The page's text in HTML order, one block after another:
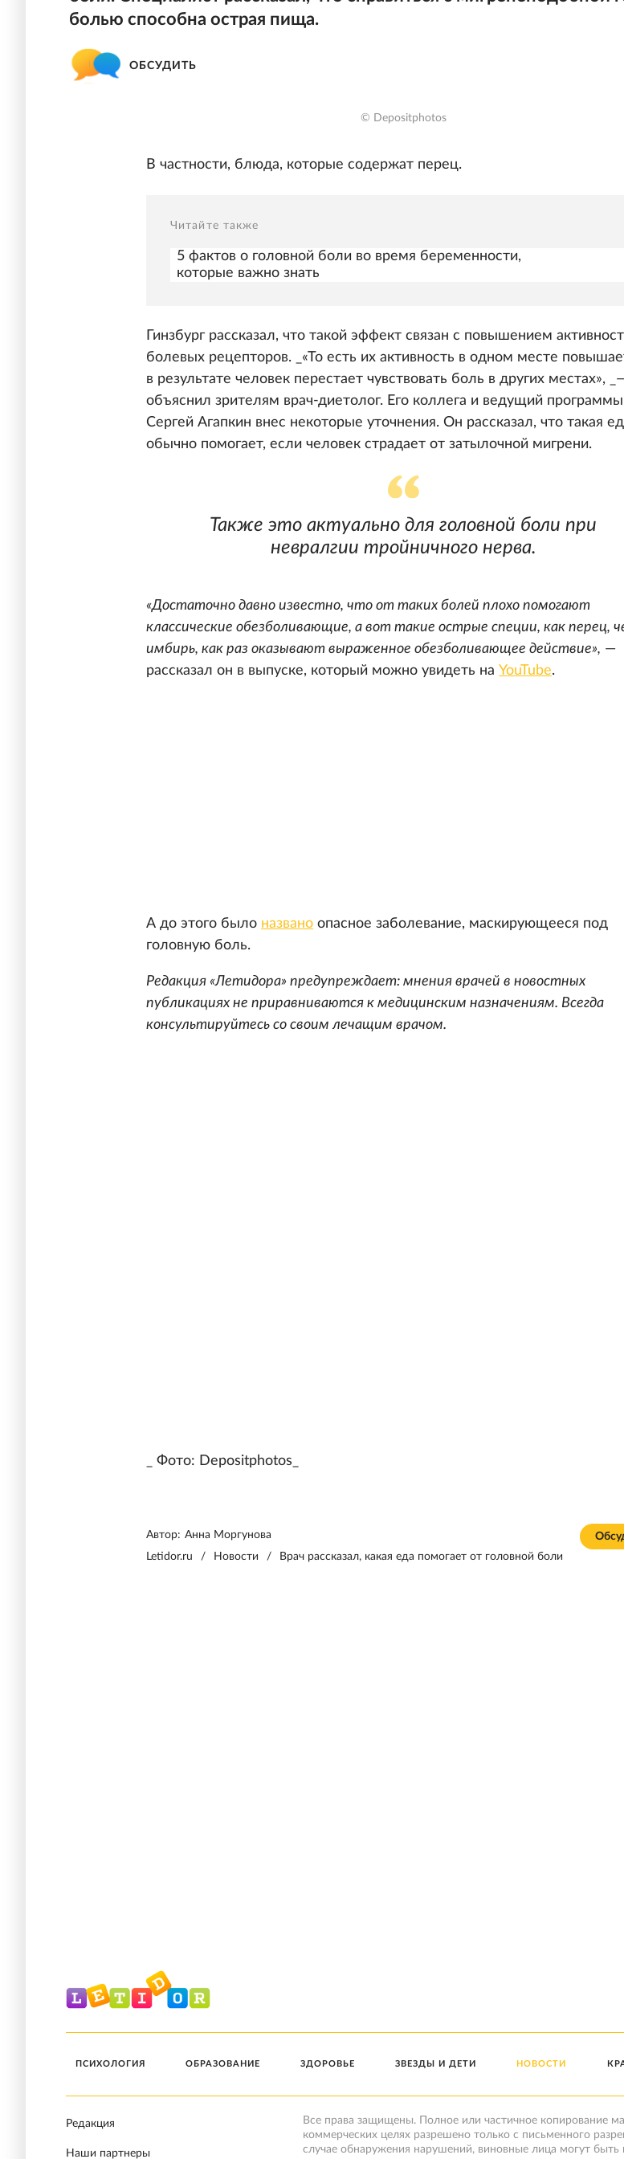
болью способна острая пища.
ОБСУДИТЬ
© Depositphotos
В частности, блюда, которые содержат перец.
Читайте также
5 фактов о головной боли во время беременности,
которые важно знать
Гинзбург рассказал, что такой эффект связан с повышением
болевых рецепторов. _«То есть их активность в одном месте
в результате человек перестает чувствовать боль в других местах»,
объяснил зрителям врач-диетолог. Его коллега и ведущий программы
Сергей Агапкин внес некоторые уточнения. Он рассказал, что такая
обычно помогает, если человек страдает от затылочной мигрени.
Также это актуально для головной боли при
невралгии тройничного нерва.
«Достаточно давно известно, что от таких болей плохо помогают
классические обезболивающие, а вот такие острые специи, как перец,
имбирь, как раз оказывают выраженное обезболивающее действие», —
рассказал он в выпуске, который можно увидеть на YouTube.
А до этого было названо опасное заболевание, маскирующееся под
головную боль.
Редакция «Летидора» предупреждает: мнения врачей в новостных
публикациях не приравниваются к медицинским назначениям. Всегда
консультируйтесь со своим лечащим врачом.
_ Фото: Depositphotos_
Автор: Анна Моргунова
Letidor.ru
/ Новости / Врач рассказал, какая еда помогает от головной боли
ПСИХОЛОГИЯ ОБРАЗОВАНИЕ ЗДОРОВЬЕ ЗВЕЗДЫ И ДЕТИ НОВОСТИ
Редакция
Наши партнеры
Все права защищены. Полное или частичное копирование
коммерческих целях разрешено только с письменного
случае обнаружения нарушений, виновные лица могут быть